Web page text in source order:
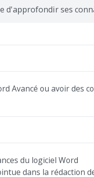
d'approfondir ses
Avancé ou avoir des
du logiciel Word
dans la rédaction